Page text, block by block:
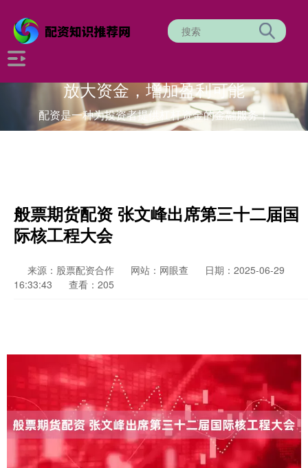
放大资金，增加盈利可能
配资是一种为投资者提供杠杆资金的金融服务！
般票期货配资 张文峰出席第三十二届国
际核工程大会
来源：股票配资合作 网站：网眼查
日期：2025-06-29
16:33:43
查看：205